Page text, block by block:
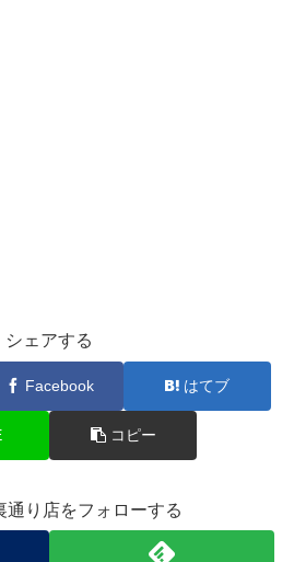
シェアする
Facebook はてブ
コピー
通り店をフォローする